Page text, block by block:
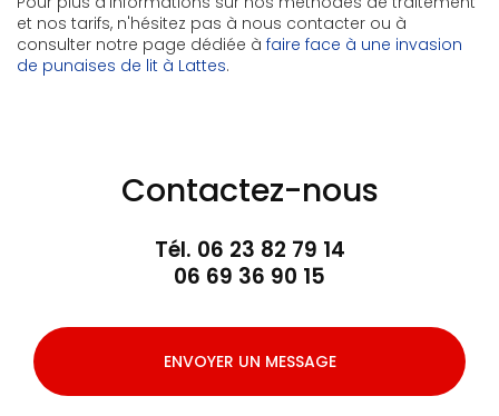
et nos tarifs, n'hésitez pas à nous contacter ou à
consulter notre page dédiée à faire face à une invasion
de punaises de lit à Lattes.
Contactez-nous
Tél. 06 23 82 79 14
06 69 36 90 15
ENVOYER UN MESSAGE